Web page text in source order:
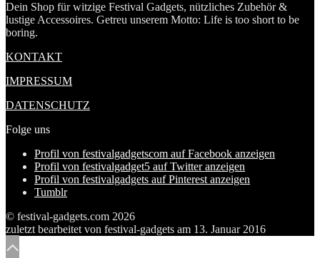
Dein Shop für witzige Festival Gadgets, nützliches Zubehör &
lustige Accessoires. Getreu unserem Motto: Life is too short to be
boring.
KONTAKT
IMPRESSUM
DATENSCHUTZ
Folge uns
Profil von festivalgadgetscom auf Facebook anzeigen
Profil von festivalgadget5 auf Twitter anzeigen
Profil von festivalgadgets auf Pinterest anzeigen
Tumblr
© festival-gadgets.com 2026
zuletzt bearbeitet von festival-gadgets am 13. Januar 2016